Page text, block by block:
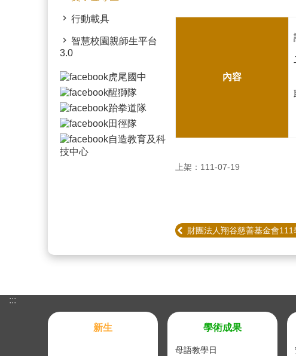
行動載具
智慧校園親師生平台
3.0
內容
上架：111-07-19
財團法人翔谷慈善基金會
:::
新生 學術成果
母語教學日